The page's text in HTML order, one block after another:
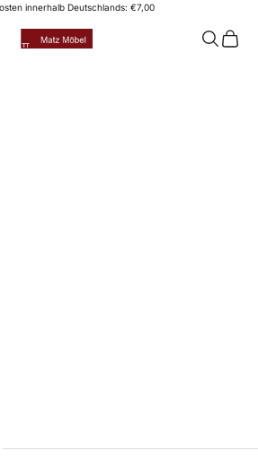
innerhalb Deutschlands: €7,00
Matz Möbel Suchen